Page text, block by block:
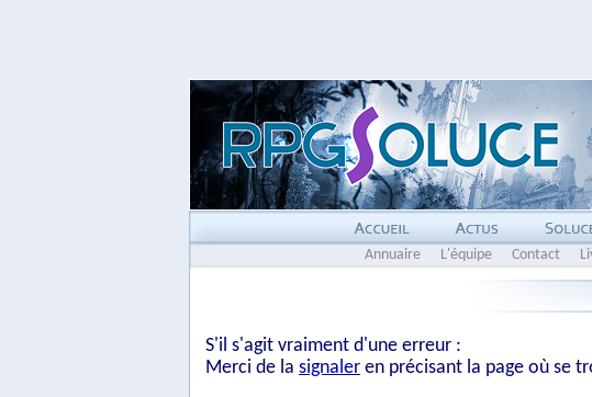
Annuaire L'équipe Contact
S'il s'agit vraiment d'une erreur :
Merci de la signaler en précisant la page où se